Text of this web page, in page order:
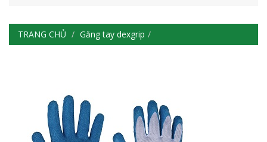
TRANG CHỦ Găng tay dexgrip